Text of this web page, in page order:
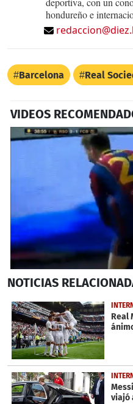
hondureño e
Barcelona Real
VIDEOS
seconds
2
minutes,
26
seconds
NOTICIAS
Real
viajó